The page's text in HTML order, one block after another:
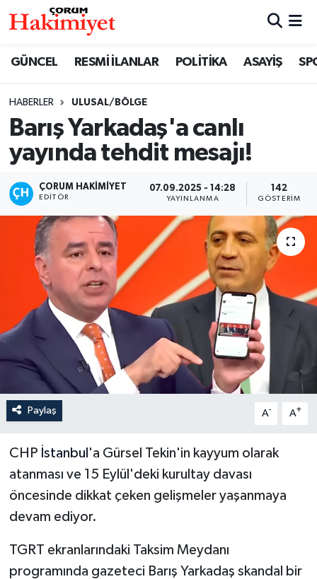
GÜNCEL RESMİ İLANLAR POLİTİKA ASAYİŞ
HABERLER ULUSAL/BÖLGE
Barış Yarkadaş'a canlı
yayında tehdit mesajı!
ÇORUM HAKIMIYET
EDITÖR
07.09.2025 - 14:28
YAYINLANMA
142
GÖSTERIM
Paylaş A- A+
CHP İstanbul 'a Gürsel Tekin'in kayyum olarak
atanması ve 15 Eylül'deki kurultay davası
öncesinde dikkat çeken gelişmeler yaşanmaya
devam ediyor.
TGRT ekranlarındaki Taksim Meydanı
programında gazeteci Barış Yarkadaş skandal bir
SAĞLIK
ASAYİŞ
EKONOMİ
GÜNCEL
AKTÜEL
EĞİTİM
İLÇELER
OTOPARK
TEKNOLOJİ
Nöbetçi Eczaneler
Çorum Namaz Vakitleri
Trafik Durumu
Süper Lig Puan Durumu ve Fikstür
Tüm Manşetler
Son Dakika Haberleri
Haber Arşivi